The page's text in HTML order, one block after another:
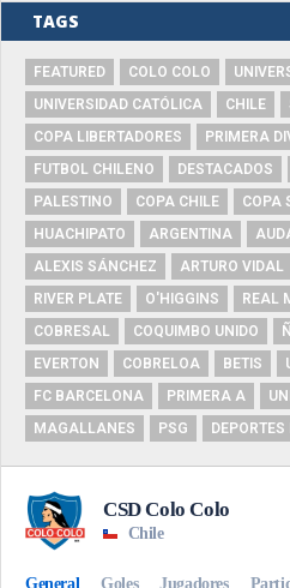
TAGS
FEATURED COLO COLO
UNIVERSIDAD CATÓLICA
CHILE
COPA LIBERTADORES
PRIMERA
FUTBOL CHILENO
DESTACADOS
PALESTINO
COPA CHILE
COPA
HUACHIPATO
ARGENTINA
ALEXIS SÁNCHEZ
ARTURO VIDAL
RIVER PLATE
O'HIGGINS REAL
COBRESAL
COQUIMBO UNIDO
EVERTON
COBRELOA BETIS
FC BARCELONA
PRIMERA A
MAGALLANES
PSG DEPORTES